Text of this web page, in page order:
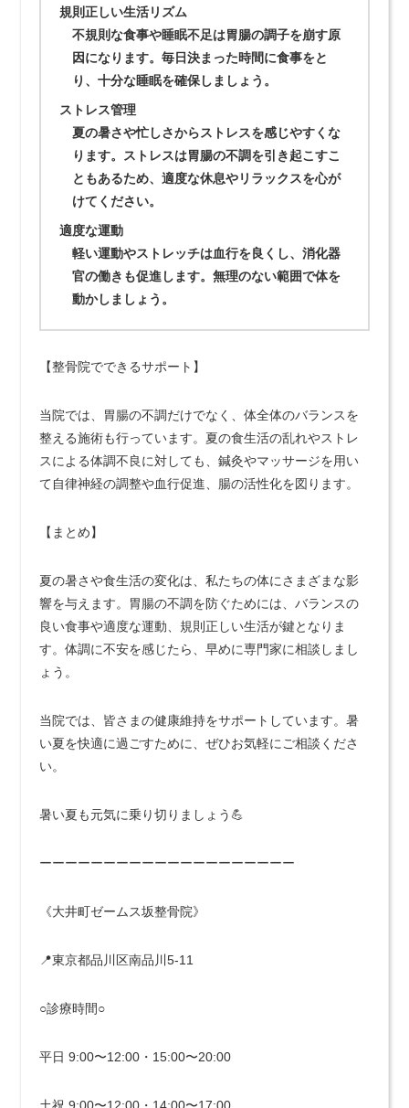
規則正しい生活リズム
不規則な食事や睡眠不足は胃腸の調子を崩す原
因になります。毎日決まった時間に食事をと
り、十分な睡眠を確保しましょう。
ストレス管理
夏の暑さや忙しさからストレスを感じやすくな
ります。ストレスは胃腸の不調を引き起こすこ
ともあるため、適度な休息やリラックスを心が
けてください。
適度な運動
軽い運動やストレッチは血行を良くし、消化器
官の働きも促進します。無理のない範囲で体を
動かしましょう。
【整骨院でできるサポート】
当院では、胃腸の不調だけでなく、体全体のバランスを
整える施術も行っています。夏の食生活の乱れやストレ
スによる体調不良に対しても、鍼灸やマッサージを用い
て自律神経の調整や血行促進、腸の活性化を図ります。
【まとめ】
夏の暑さや食生活の変化は、私たちの体にさまざまな影
響を与えます。胃腸の不調を防ぐためには、バランスの
良い食事や適度な運動、規則正しい生活が鍵となりま
す。体調に不安を感じたら、早めに専門家に相談しまし
ょう。
当院では、皆さまの健康維持をサポートしています。暑
い夏を快適に過ごすために、ぜひお気軽にご相談くださ
い。
暑い夏も元気に乗り切りましょう💪
ーーーーーーーーーーーーーーーーーーーー
《大井町ゼームス坂整骨院》
📍東京都品川区南品川5-11
○診療時間○
平日 9:00〜12:00・15:00〜20:00
土祝 9:00〜12:00・14:00〜17:00